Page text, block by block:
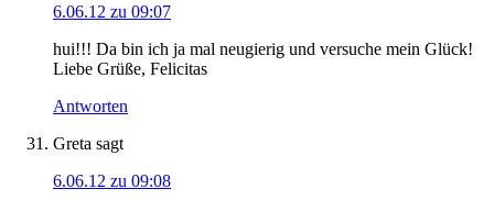
6.06.12 zu 09:07
hui!!! Da bin ich ja mal neugierig und versuche mein Glück!
Liebe Grüße, Felicitas
Antworten
Greta sagt
6.06.12 zu 09:08